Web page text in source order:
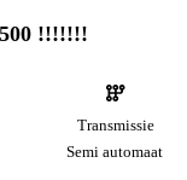
!!!!!!!
Transmissie
Semi automaat